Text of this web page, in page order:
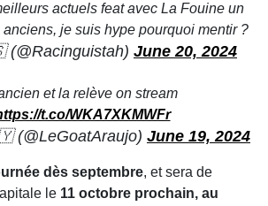
actuels feat avec La Fouine un
je suis hype pourquoi mentir ?
June 20, 2024
et la relève on stream
t.co/WKA7XKMWFr
June 19, 2024
dès septembre, et sera de
le 11 octobre prochain, au